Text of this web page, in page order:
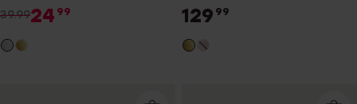
39.9924 99 129 99